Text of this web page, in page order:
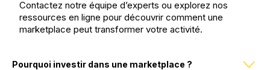
Contactez notre équipe d’experts ou explorez nos
ressources en ligne pour découvrir comment une
marketplace peut transformer votre activité.
Pourquoi investir dans une marketplace ?